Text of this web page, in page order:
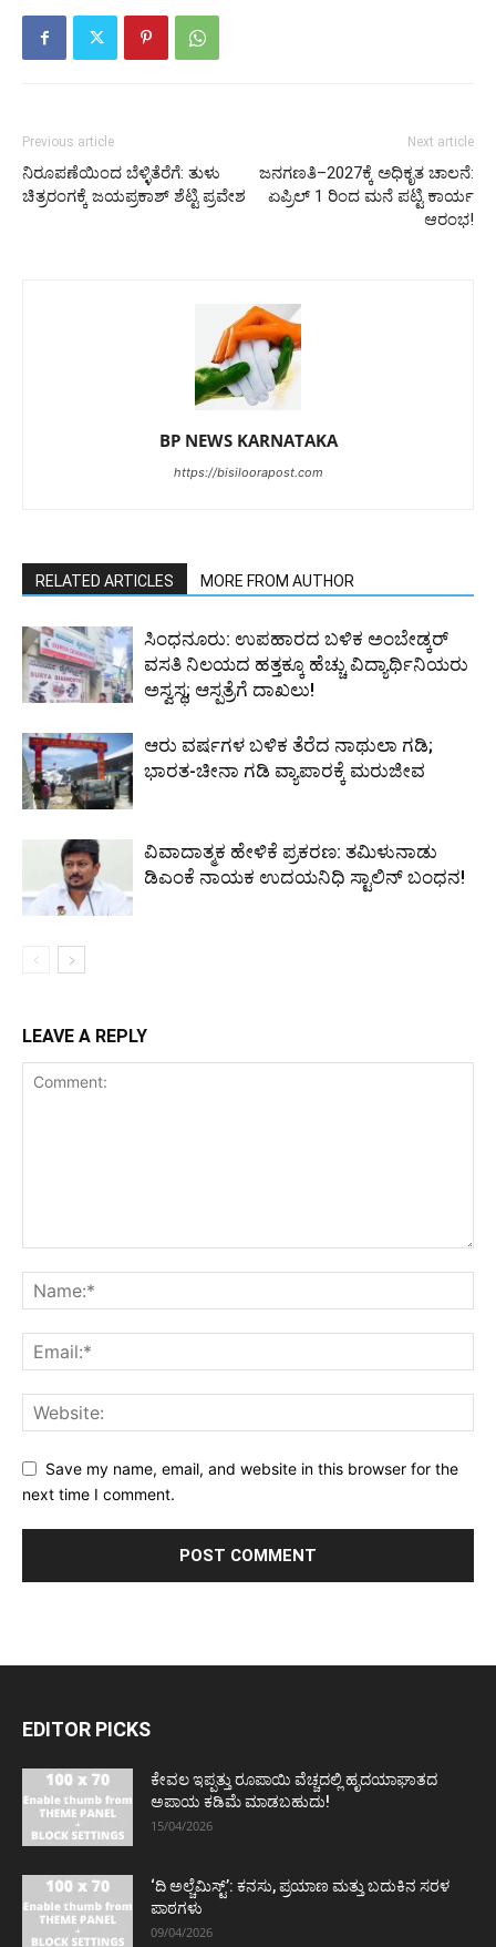
Previous article
ನಿರೂಪಣೆಯಿಂದ ಬೆಳ್ಳಿತೆರೆಗೆ: ತುಳು
ಚಿತ್ರರಂಗಕ್ಕೆ ಜಯಪ್ರಕಾಶ್ ಶೆಟ್ಟಿ ಪ್ರವೇಶ
Next article
ಜನಗಣತಿ–2027ಕ್ಕೆ ಅಧಿಕೃತ ಚಾಲನೆ:
ಏಪ್ರಿಲ್ 1 ರಿಂದ ಮನೆ ಪಟ್ಟಿ ಕಾರ್ಯ
ಆರಂಭ!
BP NEWS KARNATAKA
https://bisiloorapost.com
RELATED ARTICLES MORE FROM AUTHOR
ಸಿಂಧನೂರು: ಉಪಹಾರದ ಬಳಿಕ ಅಂಬೇಡ್ಕರ್
ವಸತಿ ನಿಲಯದ ಹತ್ತಕ್ಕೂ ಹೆಚ್ಚು ವಿದ್ಯಾರ್ಥಿನಿಯರು
ಅಸ್ವಸ್ಥ; ಆಸ್ಪತ್ರೆಗೆ ದಾಖಲು!
ಆರು ವರ್ಷಗಳ ಬಳಿಕ ತೆರೆದ ನಾಥುಲಾ ಗಡಿ;
ಭಾರತ-ಚೀನಾ ಗಡಿ ವ್ಯಾಪಾರಕ್ಕೆ ಮರುಜೀವ
ವಿವಾದಾತ್ಮಕ ಹೇಳಿಕೆ ಪ್ರಕರಣ: ತಮಿಳುನಾಡು
ಡಿಎಂಕೆ ನಾಯಕ ಉದಯನಿಧಿ ಸ್ಟಾಲಿನ್ ಬಂಧನ!
LEAVE A REPLY
Save my name, email, and website in this browser for the
next time I comment.
EDITOR PICKS
ಕೇವಲ ಇಪ್ಪತ್ತು ರೂಪಾಯಿ ವೆಚ್ಚದಲ್ಲಿ ಹೃದಯಾಘಾತದ
ಅಪಾಯ ಕಡಿಮೆ ಮಾಡಬಹುದು!
15/04/2026
‘ದಿ ಅಲ್ಚೆಮಿಸ್ಟ್’: ಕನಸು, ಪ್ರಯಾಣ ಮತ್ತು ಬದುಕಿನ ಸರಳ
ಪಾಠಗಳು
09/04/2026